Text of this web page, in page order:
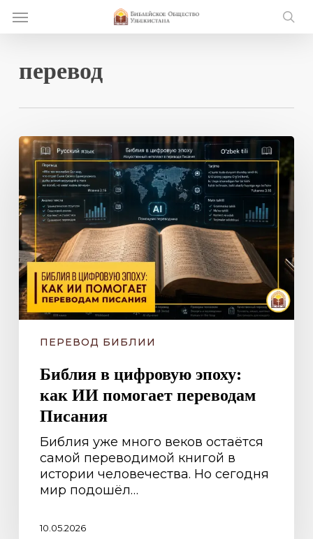
Menu
перевод
Библия
в
цифровую
эпоху:
как
ИИ
помогает
переводам
Писания
ПЕРЕВОД БИБЛИИ
Библия в цифровую эпоху:
как ИИ помогает переводам
Писания
Библия уже много веков остаётся
самой переводимой книгой в
истории человечества. Но сегодня
мир подошёл…
10.05.2026